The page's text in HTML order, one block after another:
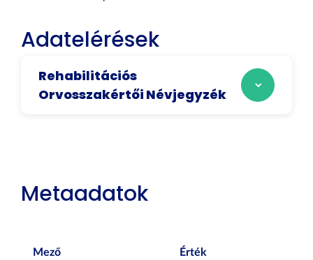
Adatelérések
Rehabilitációs
Orvosszakértői Névjegyzék
Metaadatok
Mező Érték